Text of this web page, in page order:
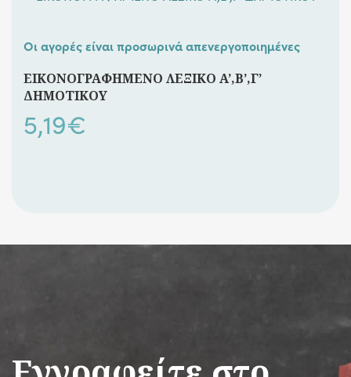
Οι αγορές είναι προσωρινά απενεργοποιημένες
ΕΙΚΟΝΟΓΡΑΦΗΜΕΝΟ ΛΕΞΙΚΟ Α’,Β’,Γ’
ΔΗΜΟΤΙΚΟΥ
5,19€